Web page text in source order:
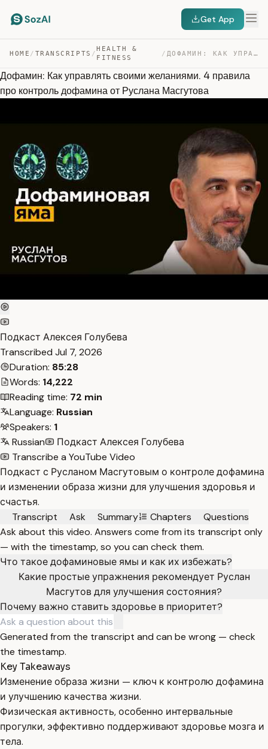
Get App
HOME / TRANSCRIPTS /
HEALTH &
FITNESS
/ ДОФАМИН: КАК УПРАВЛЯТЬ СВОИМИ ЖЕЛАНИЯМИ. 4 ПРАВИЛА ПРО … — TRANSCRIPT
Дофамин: Как управлять своими желаниями. 4 правила
про контроль дофамина от Руслана Масгутова
Подкаст Алексея Голубева
Transcribed Jul 7, 2026
Duration: 85:28
Words: 14,222
Reading time: 72 min
Language: Russian
Speakers: 1
Russian
Подкаст Алексея Голубева
Transcribe a YouTube Video
Подкаст с Русланом Масгутовым о контроле дофамина
и изменении образа жизни для улучшения здоровья и
счастья.
Transcript
Ask Summary Chapters
Questions
Ask about this video. Answers come from its transcript only
— with the timestamp, so you can check them.
Что такое дофаминовые ямы и как их избежать?
Какие простые упражнения рекомендует Руслан
Масгутов для улучшения состояния?
Почему важно ставить здоровье в приоритет?
Generated from the transcript and can be wrong — check
the timestamp.
Key Takeaways
Изменение образа жизни — ключ к контролю дофамина
и улучшению качества жизни.
Физическая активность, особенно интервальные
прогулки, эффективно поддерживают здоровье мозга и
тела.